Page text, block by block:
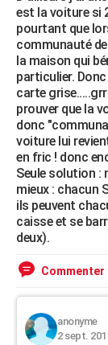
est la voiture si
pourtant que
communauté
la maison qui
particulier.
carte
prouver que la
donc
voiture lui
en fric ! donc
Seule solution :
mieux : chacun
ils peuvent
caisse et se
deux).
Commenter
anonyme
2 sept.